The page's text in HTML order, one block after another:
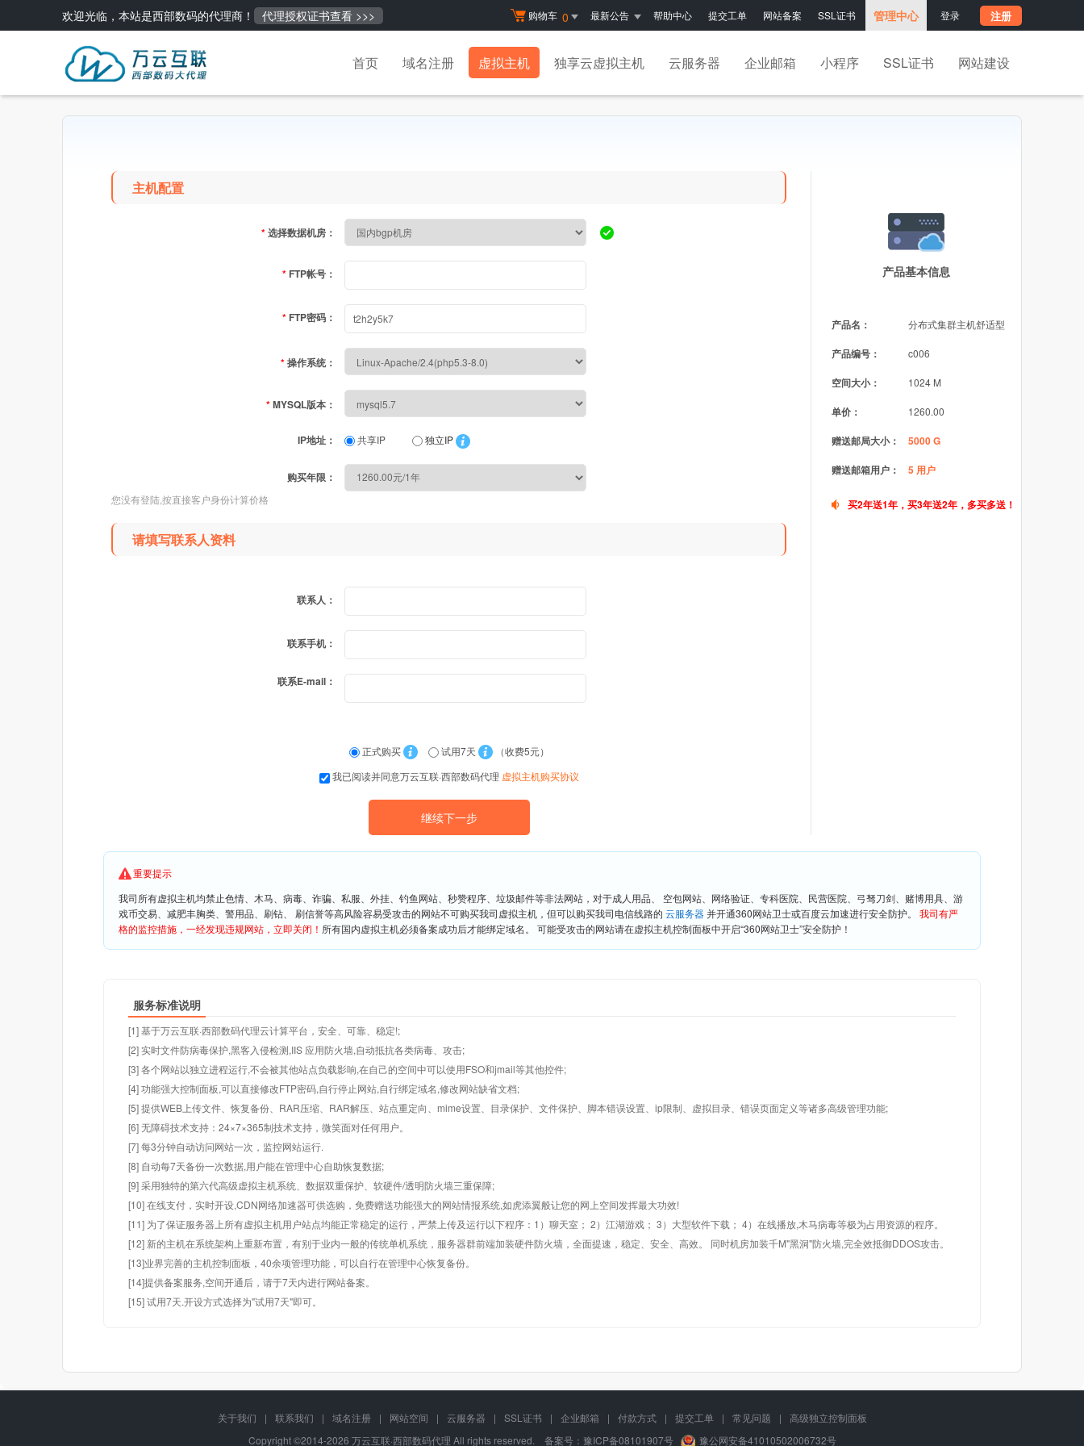
购物车 0 最新公告 帮助中心 提交工单 网站备案 SSL证书 管理中心 登录 注册
欢迎光临，本站是西部数码的代理商！ 代理授权证书查看 >>>
首页 域名注册 虚拟主机 独享云虚拟主机 云服务器 企业邮箱 小程序 SSL证书 网站建设
产品基本信息
产品名： 分布式集群主机舒适型
产品编号： c006
空间大小： 1024 M
单价： 1260.00
赠送邮局大小：
5000 G
赠送邮箱用户：
5 用户
买2年送1年，买3年送2年，多买多送！
主机配置
*选择数据机房：
* FTP帐号：
* FTP密码：
*操作系统：
*MYSQL版本：
IP地址： 共享IP 独立IP
购买年限：
您没有登陆,按直接客户身份计算价格
请填写联系人资料
联系人：
联系手机：
联系E-mail：
正式购买 试用7天
（收费5元）
我已阅读并同意万云互联·西部数码代理 虚拟主机购买协议
重要提示
我司所有虚拟主机均禁止色情、木马、病毒、诈骗、私服、外挂、钓鱼网站、秒赞程序、垃圾邮件等非法网站，对于成人用品、 空包网站、网络验证、专科医院、民营医院、弓驽刀剑、赌博用具、游
戏币交易、减肥丰胸类、警用品、刷钻、 刷信誉等高风险容易受攻击的网站不可购买我司虚拟主机，但可以购买我司电信线路的 云服务器并开通360网站卫士或百度云加速进行安全防护。 我司有严
格的监控措施，一经发现违规网站，立即关闭！ 所有国内虚拟主机必须备案成功后才能绑定域名。 可能受攻击的网站请在虚拟主机控制面板中开启“360网站卫士”安全防护！
服务标准说明
[1] 基于万云互联·西部数码代理云计算平台，安全、可靠、稳定!;
[2] 实时文件防病毒保护,黑客入侵检测,IIS 应用防火墙,自动抵抗各类病毒、攻击;
[3] 各个网站以独立进程运行,不会被其他站点负载影响,在自己的空间中可以使用FSO和jmail等其他控件;
[4] 功能强大控制面板,可以直接修改FTP密码,自行停止网站,自行绑定域名,修改网站缺省文档;
[5] 提供WEB上传文件、恢复备份、RAR压缩、RAR解压、站点重定向、mime设置、目录保护、文件保护、脚本错误设置、ip限制、虚拟目录、错误页面定义等诸多高级管理功能;
[6] 无障碍技术支持：24×7×365制技术支持，微笑面对任何用户。
[7] 每3分钟自动访问网站一次，监控网站运行.
[8] 自动每7天备份一次数据,用户能在管理中心自助恢复数据;
[9] 采用独特的第六代高级虚拟主机系统、数据双重保护、软硬件/透明防火墙三重保障;
[10] 在线支付，实时开设,CDN网络加速器可供选购，免费赠送功能强大的网站情报系统,如虎添翼般让您的网上空间发挥最大功效!
[11] 为了保证服务器上所有虚拟主机用户站点均能正常稳定的运行，严禁上传及运行以下程序：1）聊天室； 2）江湖游戏； 3）大型软件下载； 4）在线播放,木马病毒等极为占用资源的程序。
[12] 新的主机在系统架构上重新布置，有别于业内一般的传统单机系统，服务器群前端加装硬件防火墙，全面提速，稳定、安全、高效。 同时机房加装千M"黑洞"防火墙,完全效抵御DDOS攻击。
[13]业界完善的主机控制面板，40余项管理功能，可以自行在管理中心恢复备份。
[14]提供备案服务,空间开通后，请于7天内进行网站备案。
[15] 试用7天.开设方式选择为"试用7天"即可。
关于我们 | 联系我们 | 域名注册 | 网站空间 | 云服务器 | SSL证书 | 企业邮箱 | 付款方式 | 提交工单 | 常见问题 |
高级独立控制面板
Copyright ©2014-2026 万云互联·西部数码代理 All rights reserved. 备案号： 豫ICP备08101907号 豫公网安备41010502006732号